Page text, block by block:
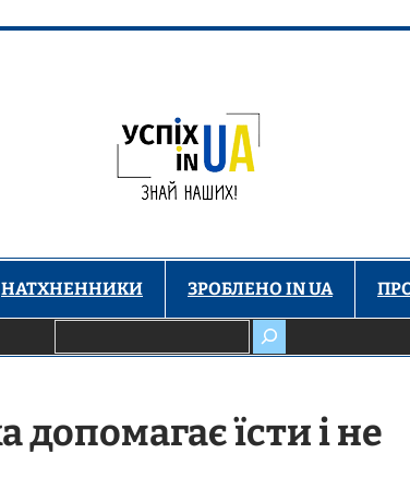
НАТХНЕННИКИ ЗРОБЛЕНО IN UA
їсти і не